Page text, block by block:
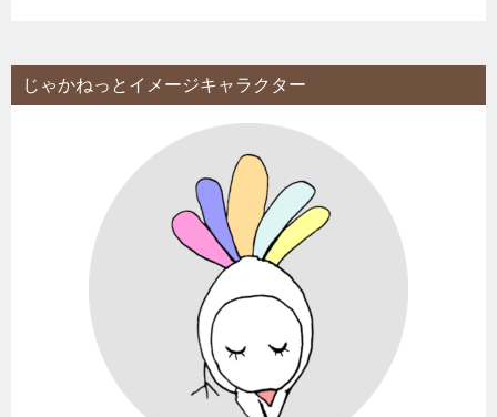
じゃかねっとイメージキャラクター